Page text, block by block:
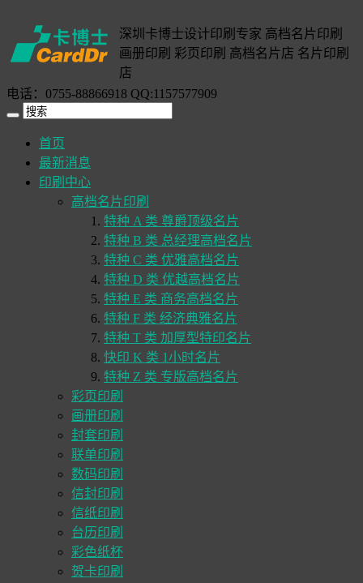
深圳卡博士设计印刷专家 高档名片印刷
画册印刷 彩页印刷 高档名片店 名片印刷
店
电话：0755-88866918 QQ:1157577909
首页
最新消息
印刷中心
高档名片印刷
特种 A 类 尊爵顶级名片
特种 B 类 总经理高档名片
特种 C 类 优雅高档名片
特种 D 类 优越高档名片
特种 E 类 商务高档名片
特种 F 类 经济典雅名片
特种 T 类 加厚型特印名片
快印 K 类 1小时名片
特种 Z 类 专版高档名片
彩页印刷
画册印刷
封套印刷
联单印刷
数码印刷
信封印刷
信纸印刷
台历印刷
彩色纸杯
贺卡印刷